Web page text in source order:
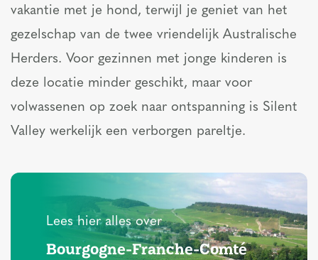
vakantie met je hond, terwijl je geniet van het
gezelschap van de twee vriendelijk Australische
Herders. Voor gezinnen met jonge kinderen is
deze locatie minder geschikt, maar voor
volwassenen op zoek naar ontspanning is Silent
Valley werkelijk een verborgen pareltje.
Lees hier alles over
Bourgogne-Franche-Comté